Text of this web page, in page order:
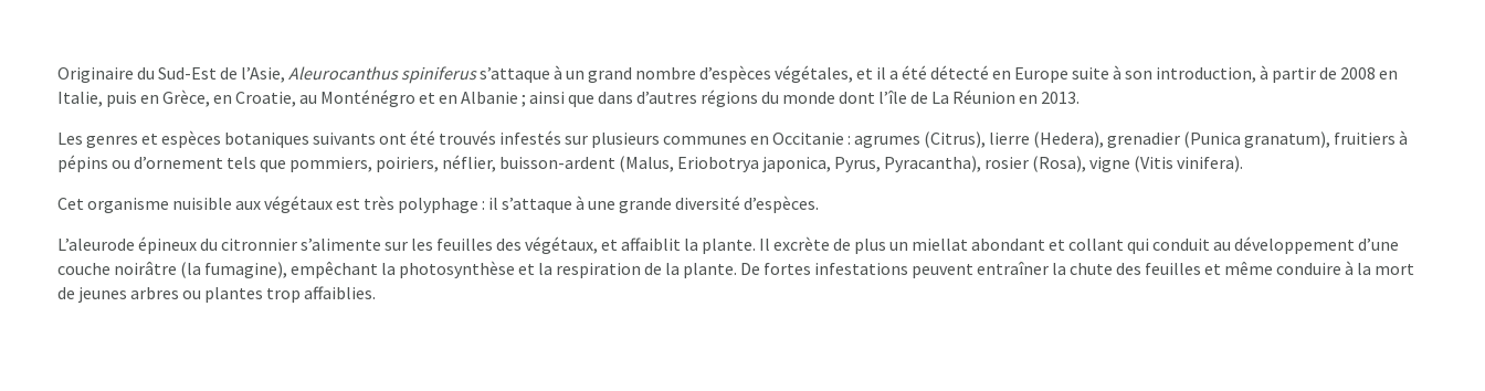
Originaire du Sud-Est de l’Asie, Aleurocanthus spiniferuss’attaque à un grand nombre d’espèces végétales, et il a été détecté en Europe suite à son introduction, à partir de 2008 en
Italie, puis en Grèce, en Croatie, au Monténégro et en Albanie ; ainsi que dans d’autres régions du monde dont l’île de La Réunion en 2013.
Les genres et espèces botaniques suivants ont été trouvés infestés sur plusieurs communes en Occitanie : agrumes (Citrus), lierre (Hedera), grenadier (Punica granatum), fruitiers à
pépins ou d’ornement tels que pommiers, poiriers, néflier, buisson-ardent (Malus, Eriobotrya japonica, Pyrus, Pyracantha), rosier (Rosa), vigne (Vitis vinifera).
Cet organisme nuisible aux végétaux est très polyphage : il s’attaque à une grande diversité d’espèces.
L’aleurode épineux du citronnier s’alimente sur les feuilles des végétaux, et affaiblit la plante. Il excrète de plus un miellat abondant et collant qui conduit au développement d’une
couche noirâtre (la fumagine), empêchant la photosynthèse et la respiration de la plante. De fortes infestations peuvent entraîner la chute des feuilles et même conduire à la mort
de jeunes arbres ou plantes trop affaiblies.